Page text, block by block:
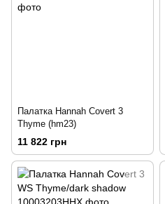
Палатка Hannah Covert 3
Thyme (hm23)
11 822 грн